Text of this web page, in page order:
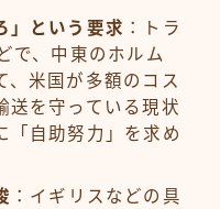
」という要求 ：トラ
で、中東のホルム
、米国が多額のコス
送を守っている現状
「自助努力」を求め
：イギリスなどの具